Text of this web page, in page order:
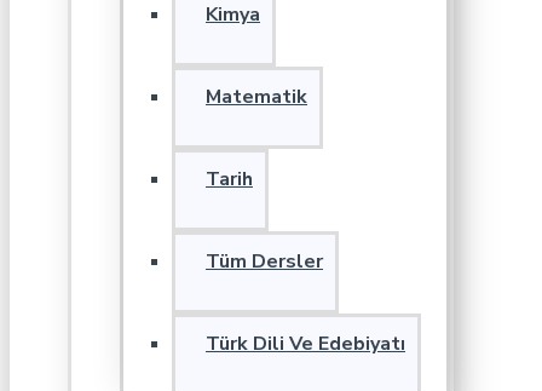
Kimya
Matematik
Tarih
Tüm Dersler
Türk Dili Ve Edebiyatı